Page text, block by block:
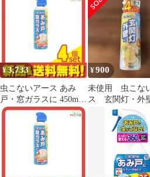
セット キャンプ
¥3,733
虫こないアース あみ
戸・窓ガラスに 450mL
4個セット まとめ売り
¥900
未使用 虫こな
ス 玄関灯・外
スプレー 450ml